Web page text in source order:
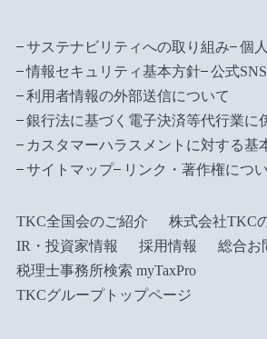
サステナビリティへの取り組み
個
情報セキュリティ基本方針
公式
利用者情報の外部送信について
銀行法に基づく電子決済等代行業に
カスタマーハラスメントに対する基
サイトマップ
リンク・著作権につ
TKC全国会のご紹介
株式会社TKC
IR・投資家情報
採用情報
総合お
税理士事務所検索 myTaxPro
TKCグループトップページ